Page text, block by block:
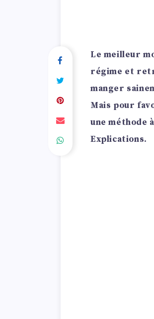
Le meilleur
régime et
manger
Mais pour
une méthode
Explications.